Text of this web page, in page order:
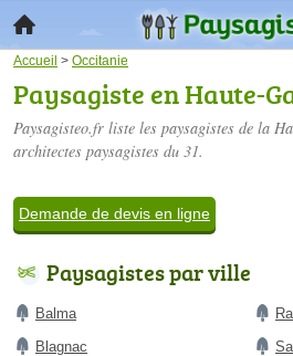
Accueil > Occitanie
Paysagiste en Haute-
Paysagisteo.fr liste les paysagistes de la
architectes paysagistes du 31.
Demande de devis en ligne
Paysagistes par ville
Balma
Blagnac